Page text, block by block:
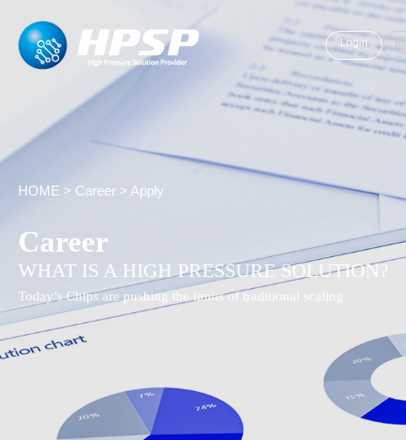
Login
HOME > Career > Apply
Career
WHAT IS A HIGH PRESSURE SOLUTION?
Today’s Chips are pushing the limits of traditional scaling